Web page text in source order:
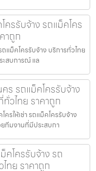
ครรับจ้าง รถแม็คโคร
าถูก
แม็คโครรับจ้าง บริการทั่วไทย
ะสบการณ์ แล
ร รถแม็คโครรับจ้าง
วไทย ราคาถูก
รให้เช่า รถแม็คโครรับจ้าง
ยทีมงานที่มีประสบกา
คโครรับจ้าง รถ
ทย ราคาถูก